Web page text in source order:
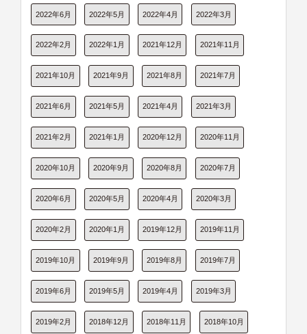
2022年6月 2022年5月 2022年4月 2022年3月
2022年2月 2022年1月 2021年12月 2021年11月
2021年10月 2021年9月 2021年8月 2021年7月
2021年6月 2021年5月 2021年4月 2021年3月
2021年2月 2021年1月 2020年12月 2020年11月
2020年10月 2020年9月 2020年8月 2020年7月
2020年6月 2020年5月 2020年4月 2020年3月
2020年2月 2020年1月 2019年12月 2019年11月
2019年10月 2019年9月 2019年8月 2019年7月
2019年6月 2019年5月 2019年4月 2019年3月
2019年2月 2018年12月 2018年11月 2018年10月